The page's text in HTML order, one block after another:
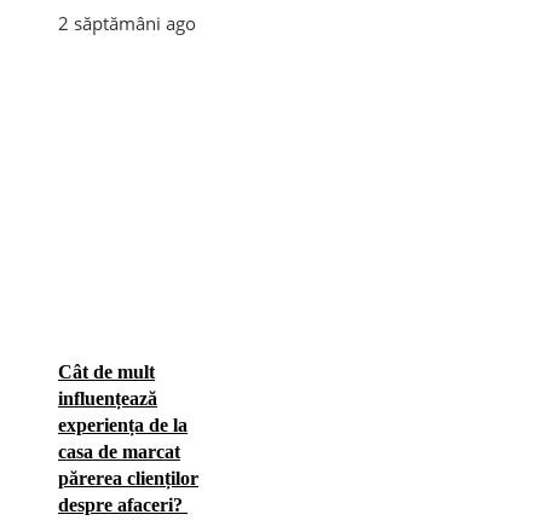
2 săptămâni ago
Cât de mult
influențează
experiența de la
casa de marcat
părerea clienților
despre afaceri?